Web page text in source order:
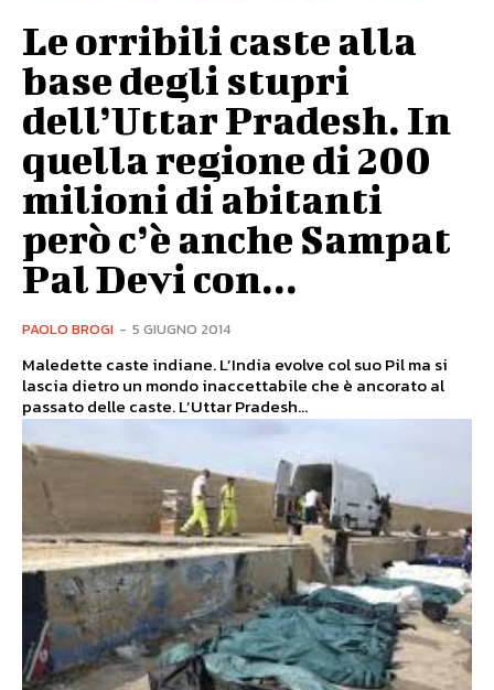
Le orribili caste alla
base degli stupri
dell’Uttar Pradesh. In
quella regione di 200
milioni di abitanti
però c’è anche Sampat
Pal Devi con...
PAOLO BROGI - 5 GIUGNO 2014
Maledette caste indiane. L’India evolve col suo Pil ma si
lascia dietro un mondo inaccettabile che è ancorato al
passato delle caste. L’Uttar Pradesh...